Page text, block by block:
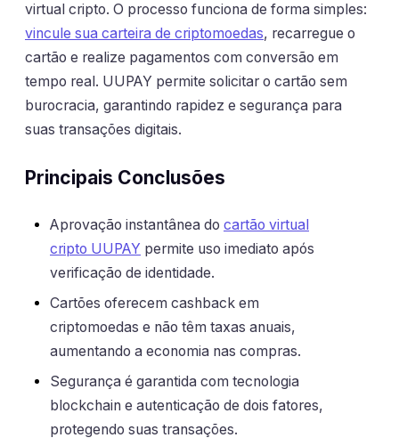
virtual cripto. O processo funciona de forma simples:
vincule sua carteira de criptomoedas, recarregue o
cartão e realize pagamentos com conversão em
tempo real. UUPAY permite solicitar o cartão sem
burocracia, garantindo rapidez e segurança para
suas transações digitais.
Principais Conclusões
Aprovação instantânea do cartão virtual
cripto UUPAY permite uso imediato após
verificação de identidade.
Cartões oferecem cashback em
criptomoedas e não têm taxas anuais,
aumentando a economia nas compras.
Segurança é garantida com tecnologia
blockchain e autenticação de dois fatores,
protegendo suas transações.